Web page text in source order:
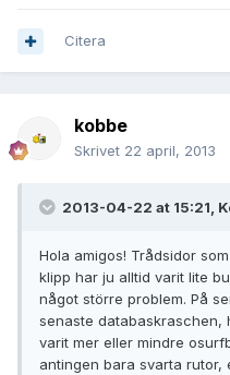
Citera
kobbe
Skrivet 22 april, 2013
2013-04-22 at 15:21,
Hola amigos! Trådsidor
klipp har ju alltid varit lite
något större problem. På
senaste databaskraschen,
varit mer eller mindre
antingen bara svarta rutor,